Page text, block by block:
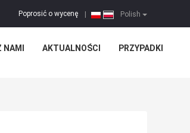
Polish
Poprosić o wycenę
AKTUALNOŚCI PRZYPADKI